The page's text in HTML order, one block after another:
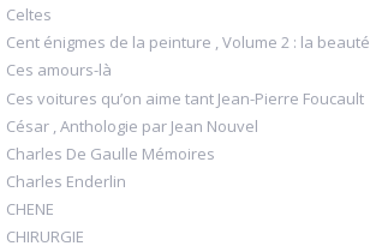
Celtes
Cent énigmes de la peinture , Volume 2 : la beauté
Ces amours-là
Ces voitures qu’on aime tant Jean-Pierre Foucault
César , Anthologie par Jean Nouvel
Charles De Gaulle Mémoires
Charles Enderlin
CHENE
CHIRURGIE